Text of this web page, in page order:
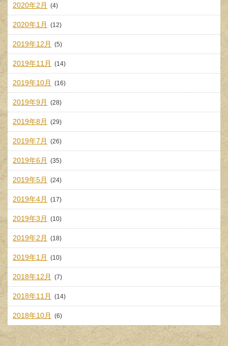
2020年2月 (4)
2020年1月 (12)
2019年12月 (5)
2019年11月 (14)
2019年10月 (16)
2019年9月 (28)
2019年8月 (29)
2019年7月 (26)
2019年6月 (35)
2019年5月 (24)
2019年4月 (17)
2019年3月 (10)
2019年2月 (18)
2019年1月 (10)
2018年12月 (7)
2018年11月 (14)
2018年10月 (6)